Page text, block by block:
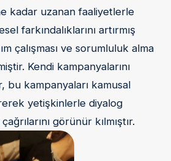
kadar uzanan faaliyetlerle
farkındalıklarını artırmış
çalışması ve sorumluluk alma
Kendi kampanyalarını
bu kampanyaları kamusal
yetişkinlerle diyalog
görünür kılmıştır.